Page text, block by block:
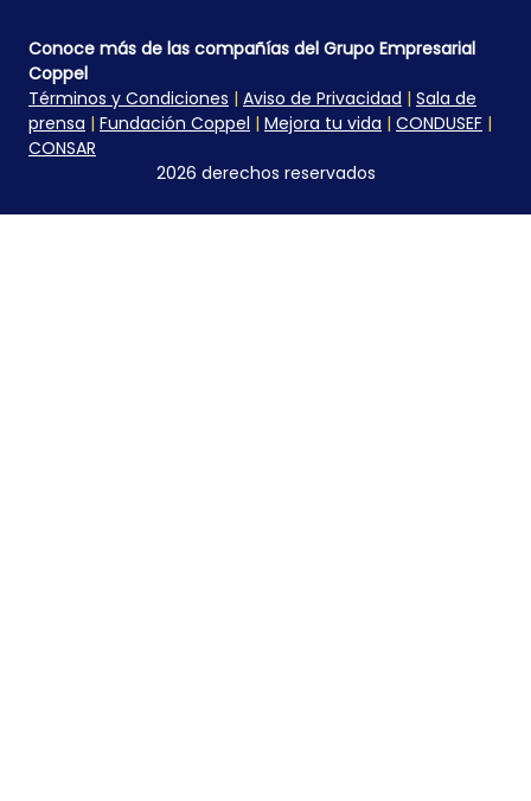
Conoce más de las compañías del Grupo Empresarial
Coppel
Términos y Condiciones | Aviso de Privacidad | Sala de
prensa | Fundación Coppel | Mejora tu vida | CONDUSEF |
CONSAR
2026 derechos reservados